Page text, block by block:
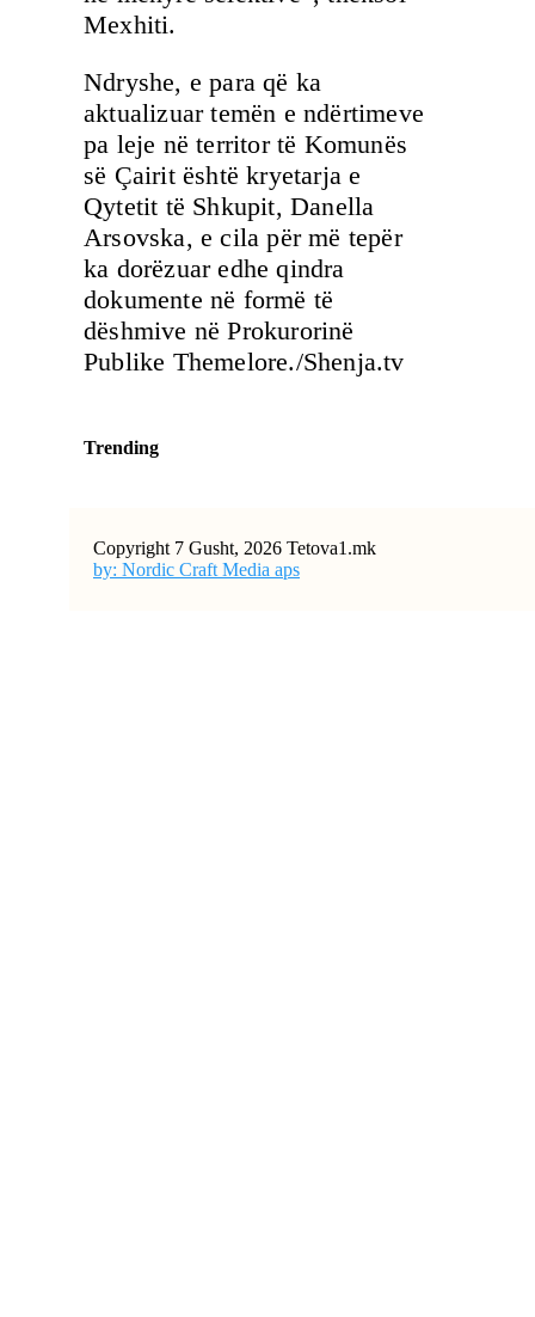
Mexhiti.
Ndryshe, e para që ka
aktualizuar temën e ndërtimeve
pa leje në territor të Komunës
së Çairit është kryetarja e
Qytetit të Shkupit, Danella
Arsovska, e cila për më tepër
ka dorëzuar edhe qindra
dokumente në formë të
dëshmive në Prokurorinë
Publike Themelore./Shenja.tv
Trending
Copyright 7 Gusht, 2026 Tetova1.mk
by: Nordic Craft Media aps